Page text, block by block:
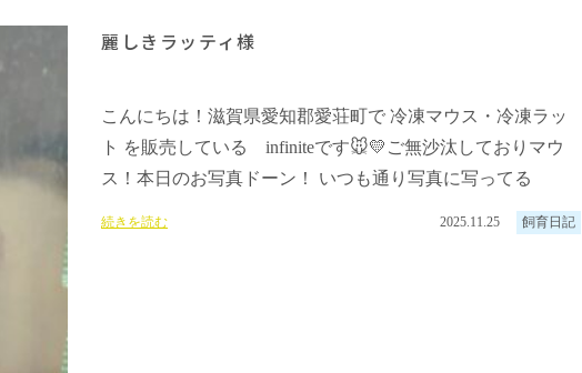
麗しきラッティ様
こんにちは！滋賀県愛知郡愛荘町で 冷凍マウス・冷凍ラッ
ト を販売している infiniteです🐭💛ご無沙汰しておりマウ
ス！本日のお写真ドーン！ いつも通り写真に写ってる
続きを読む 2025.11.25 飼育日記